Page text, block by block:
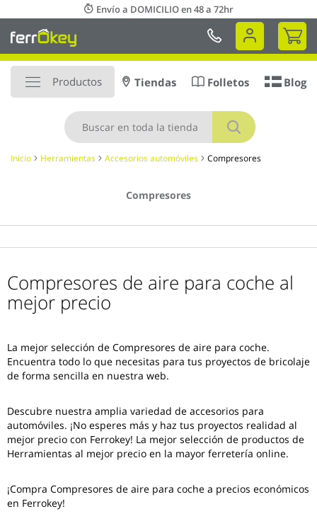
al
contenido
Envío a DOMICILIO en 48 a 72hr
Mi
Productos
Buscar
Tiendas Folletos Blog
Inicio Herramientas Accesorios automóviles Compresores
Compresores
Compresores de aire para coche al
mejor precio
La mejor selección de Compresores de aire para coche.
Encuentra todo lo que necesitas para tus proyectos de bricolaje
de forma sencilla en nuestra web.
Descubre nuestra amplia variedad de accesorios para
automóviles. ¡No esperes más y haz tus proyectos realidad al
mejor precio con Ferrokey! La mejor selección de productos de
Herramientas al mejor precio en la mayor ferretería online.
¡Compra Compresores de aire para coche a precios económicos
en Ferrokey!